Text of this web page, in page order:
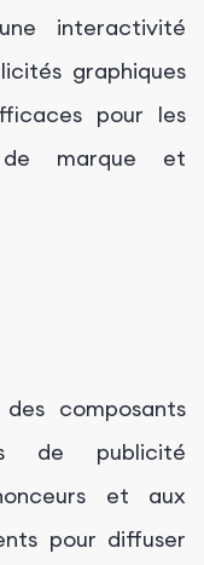
interactivité
graphiques
pour les
de marque et
composants
de publicité
et aux
pour diffuser